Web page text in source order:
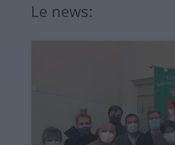
Le news: